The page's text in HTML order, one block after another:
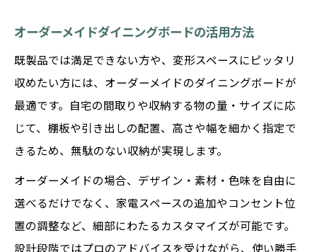
オーダーメイドダイニングボードの活用方法
既製品では満足できない方や、変形スペースにピッタリ
収めたい方には、オーダーメイドのダイニングボードが
最適です。自宅の間取りや収納する物の量・サイズに応
じて、棚板や引き出しの配置、高さや幅を細かく指定で
きるため、無駄のない収納が実現します。
オーダーメイドの場合、デザイン・素材・色味を自由に
選べるだけでなく、家電スペースの追加やコンセント位
置の調整など、細部にわたるカスタマイズが可能です。
設計段階ではプロのアドバイスを受けながら、使い勝手